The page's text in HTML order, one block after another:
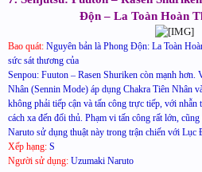
Độn – La Toàn Hoàn
Bao quát: Nguyên bản là Phong Độn: La Toàn
sức sát thương của
Senpou: Fuuton – Rasen Shuriken còn mạnh
Nhân (Sennin Mode) áp dụng Chakra Tiên Nhân
không phải tiếp cận và tấn công trực tiếp, với nhẫn
cách xa đến đối thủ. Phạm vi tấn công rất lớn,
Naruto sử dụng thuật này trong trận chiến với Lục
Xếp hạng: S
Người sử dụng: Uzumaki Naruto